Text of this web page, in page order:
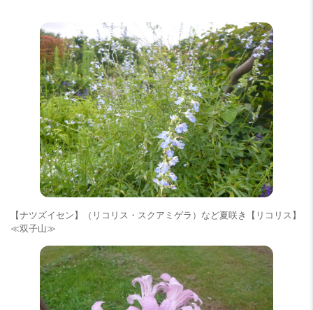
【ナツズイセン】（リコリス・スクアミゲラ）など夏咲き【リコリス】
≪双子山≫